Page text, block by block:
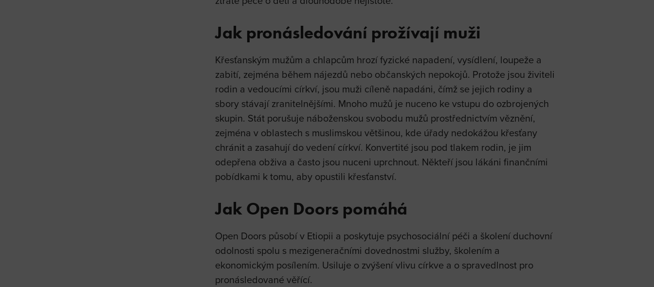
Jak pronásledování prožívají muži
Křesťanským mužům a chlapcům hrozí fyzické napadení, vysídlení, loupeže a
zabití, zejména během nájezdů nebo občanských nepokojů. Protože jsou živiteli
rodin a vedoucími církví, jsou muži cíleně napadáni, čímž se jejich rodiny a
sbory stávají zranitelnějšími. Mnoho mužů je nuceno ke vstupu do ozbrojených
skupin. Stát porušuje náboženskou svobodu mužů prostřednictvím věznění,
zejména v oblastech s muslimskou většinou, kde úřady nedokážou křesťany
chránit a zasahují do vedení církví. Konvertité jsou pod tlakem rodin, je jim
odepřena obživa a často jsou nuceni uprchnout. Někteří jsou lákáni finančními
pobídkami k tomu, aby opustili křesťanství.
Jak Open Doors pomáhá
Open Doors působí v Etiopii a poskytuje psychosociální péči a školení duchovní
odolnosti spolu s mezigeneračními dovednostmi služby, školením a
ekonomickým posílením. Usiluje o zvýšení vlivu církve a o spravedlnost pro
pronásledované věřící.